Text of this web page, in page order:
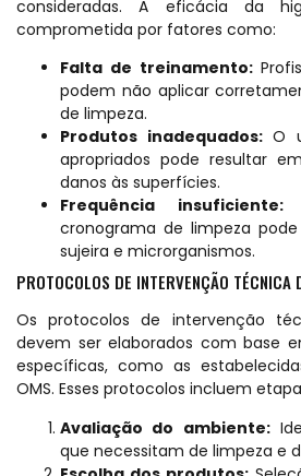
consideradas. A eficácia da
comprometida por fatores como:
Falta de treinamento:
podem não aplicar
de limpeza.
Produtos inadequados:O
apropriados pode resultar
danos às superfícies.
Frequência insuficiente:
cronograma de limpeza
sujeira e microrganismos.
PROTOCOLOS DE INTERVENÇÃO TÉCNICA
Os protocolos de intervenção
devem ser elaborados com base
específicas, como as
OMS. Esses protocolos incluem
Avaliação do ambiente:
que necessitam de limpeza e